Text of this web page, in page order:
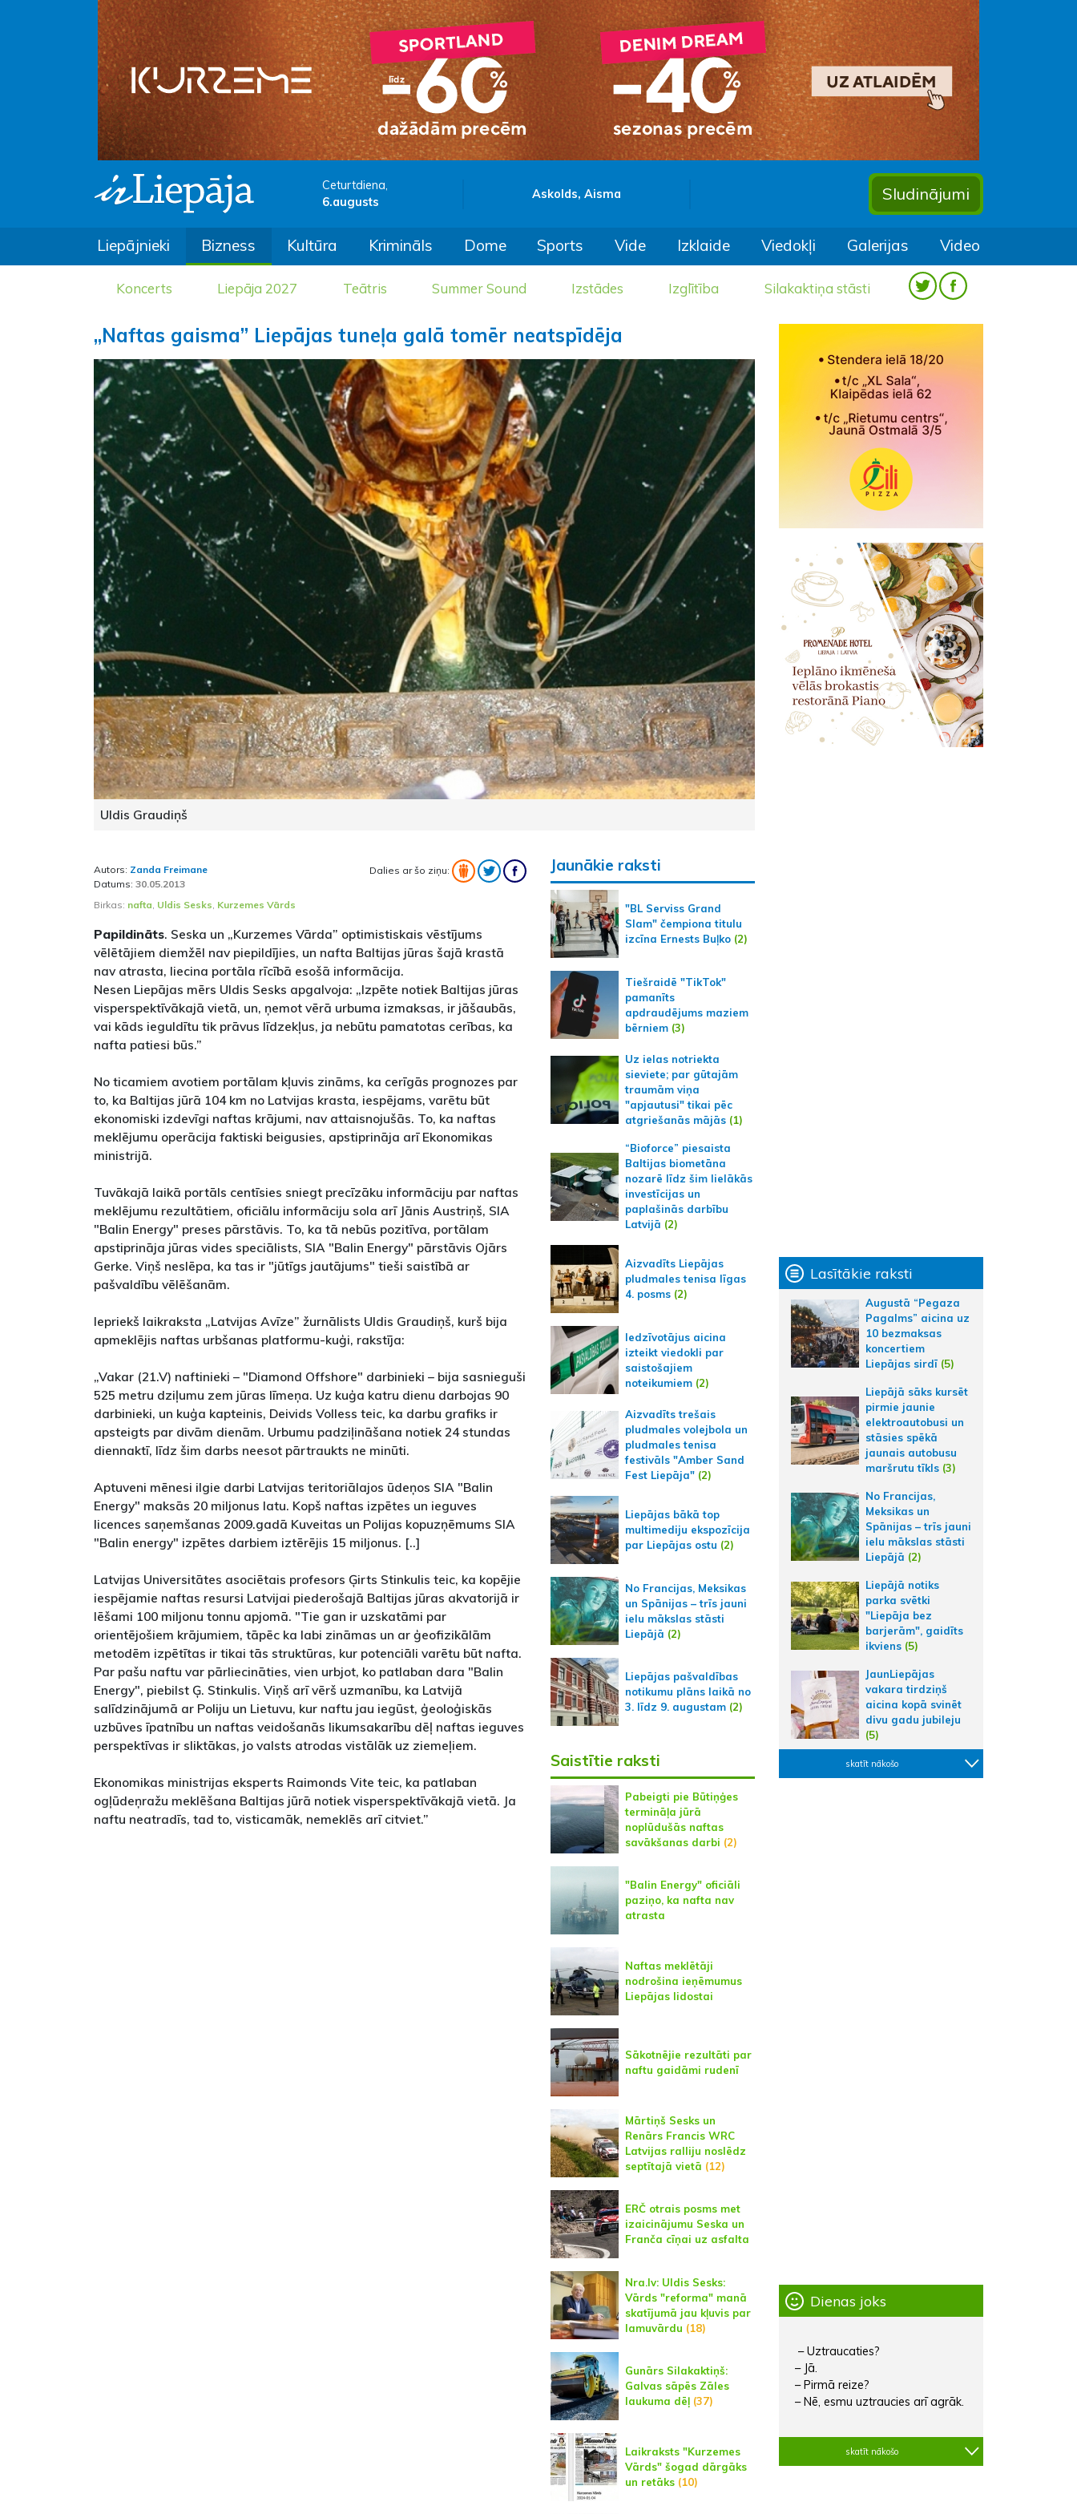
Ceturtdiena,
6.augusts
Askolds, Aisma Sludinājumi
Liepājnieki Bizness Kultūra Krimināls Dome Sports Vide Izklaide Viedokļi Galerijas Video
Koncerts Liepāja 2027 Teātris Summer Sound Izstādes Izglītība Silakaktiņa stāsti
„Naftas gaisma” Liepājas tuneļa galā tomēr neatspīdēja
Uldis Graudiņš
Autors: Zanda Freimane
Datums: 30.05.2013
Dalies ar šo ziņu:
Birkas: nafta, Uldis Sesks, Kurzemes Vārds
Papildināts. Seska un „Kurzemes Vārda” optimistiskais vēstījums
vēlētājiem diemžēl nav piepildījies, un nafta Baltijas jūras šajā krastā
nav atrasta, liecina portāla rīcībā esošā informācija.
Nesen Liepājas mērs Uldis Sesks apgalvoja: „Izpēte notiek Baltijas jūras
visperspektīvākajā vietā, un, ņemot vērā urbuma izmaksas, ir jāšaubās,
vai kāds ieguldītu tik prāvus līdzekļus, ja nebūtu pamatotas cerības, ka
nafta patiesi būs.”
No ticamiem avotiem portālam kļuvis zināms, ka cerīgās prognozes par
to, ka Baltijas jūrā 104 km no Latvijas krasta, iespējams, varētu būt
ekonomiski izdevīgi naftas krājumi, nav attaisnojušās. To, ka naftas
meklējumu operācija faktiski beigusies, apstiprināja arī Ekonomikas
ministrijā.
Tuvākajā laikā portāls centīsies sniegt precīzāku informāciju par naftas
meklējumu rezultātiem, oficiālu informāciju sola arī Jānis Austriņš, SIA
"Balin Energy" preses pārstāvis. To, ka tā nebūs pozitīva, portālam
apstiprināja jūras vides speciālists, SIA "Balin Energy" pārstāvis Ojārs
Gerke. Viņš neslēpa, ka tas ir "jūtīgs jautājums" tieši saistībā ar
pašvaldību vēlēšanām.
Iepriekš laikraksta „Latvijas Avīze” žurnālists Uldis Graudiņš, kurš bija
apmeklējis naftas urbšanas platformu-kuģi, rakstīja:
„Vakar (21.V) naftinieki – "Diamond Offshore" darbinieki – bija sasnieguši
525 metru dziļumu zem jūras līmeņa. Uz kuģa katru dienu darbojas 90
darbinieki, un kuģa kapteinis, Deivids Volless teic, ka darbu grafiks ir
apsteigts par divām dienām. Urbumu padziļināšana notiek 24 stundas
diennaktī, līdz šim darbs neesot pārtraukts ne minūti.
Aptuveni mēnesi ilgie darbi Latvijas teritoriālajos ūdeņos SIA "Balin
Energy" maksās 20 miljonus latu. Kopš naftas izpētes un ieguves
licences saņemšanas 2009.gadā Kuveitas un Polijas kopuzņēmums SIA
"Balin energy" izpētes darbiem iztērējis 15 miljonus. [..]
Latvijas Universitātes asociētais profesors Ģirts Stinkulis teic, ka kopējie
iespējamie naftas resursi Latvijai piederošajā Baltijas jūras akvatorijā ir
lēšami 100 miljonu tonnu apjomā. "Tie gan ir uzskatāmi par
orientējošiem krājumiem, tāpēc ka labi zināmas un ar ģeofizikālām
metodēm izpētītas ir tikai tās struktūras, kur potenciāli varētu būt nafta.
Par pašu naftu var pārliecināties, vien urbjot, ko patlaban dara "Balin
Energy", piebilst Ģ. Stinkulis. Viņš arī vērš uzmanību, ka Latvijā
salīdzinājumā ar Poliju un Lietuvu, kur naftu jau iegūst, ģeoloģiskās
uzbūves īpatnību un naftas veidošanās likumsakarību dēļ naftas ieguves
perspektīvas ir sliktākas, jo valsts atrodas vistālāk uz ziemeļiem.
Ekonomikas ministrijas eksperts Raimonds Vite teic, ka patlaban
ogļūdeņražu meklēšana Baltijas jūrā notiek visperspektīvākajā vietā. Ja
naftu neatradīs, tad to, visticamāk, nemeklēs arī citviet.”
Jaunākie raksti
"BL Serviss Grand
Slam" čempiona titulu
izcīna Ernests Buļko(2)
Tiešraidē "TikTok"
pamanīts
apdraudējums maziem
bērniem(3)
Uz ielas notriekta
sieviete; par gūtajām
traumām viņa
"apjautusi" tikai pēc
atgriešanās mājās(1)
“Bioforce” piesaista
Baltijas biometāna
nozarē līdz šim lielākās
investīcijas un
paplašinās darbību
Latvijā (2)
Aizvadīts Liepājas
pludmales tenisa līgas
4. posms(2)
Iedzīvotājus aicina
izteikt viedokli par
saistošajiem
noteikumiem (2)
Aizvadīts trešais
pludmales volejbola un
pludmales tenisa
festivāls "Amber Sand
Fest Liepāja"(2)
Liepājas bākā top
multimediju ekspozīcija
par Liepājas ostu (2)
No Francijas, Meksikas
un Spānijas – trīs jauni
ielu mākslas stāsti
Liepājā (2)
Liepājas pašvaldības
notikumu plāns laikā no
3. līdz 9. augustam(2)
Saistītie raksti
Pabeigti pie Būtiņģes
termināļa jūrā
noplūdušās naftas
savākšanas darbi (2)
"Balin Energy" oficiāli
paziņo, ka nafta nav
atrasta
Naftas meklētāji
nodrošina ieņēmumus
Liepājas lidostai
Sākotnējie rezultāti par
naftu gaidāmi rudenī
Mārtiņš Sesks un
Renārs Francis WRC
Latvijas ralliju noslēdz
septītajā vietā (12)
ERČ otrais posms met
izaicinājumu Seska un
Franča cīņai uz asfalta
Nra.lv: Uldis Sesks:
Vārds "reforma" manā
skatījumā jau kļuvis par
lamuvārdu (18)
Gunārs Silakaktiņš:
Galvas sāpēs Zāles
laukuma dēļ(37)
Laikraksts "Kurzemes
Vārds" šogad dārgāks
un retāks(10)
Lasītākie raksti
Augustā “Pegaza
Pagalms” aicina uz
10 bezmaksas
koncertiem
Liepājas sirdī (5)
Liepājā sāks kursēt
pirmie jaunie
elektroautobusi un
stāsies spēkā
jaunais autobusu
maršrutu tīkls (3)
No Francijas,
Meksikas un
Spānijas – trīs jauni
ielu mākslas stāsti
Liepājā (2)
Liepājā notiks
parka svētki
"Liepāja bez
barjerām", gaidīts
ikviens (5)
JaunLiepājas
vakara tirdziņš
aicina kopā svinēt
divu gadu jubileju
(5)
skatīt nākošo
Dienas joks
– Uztraucaties?
– Jā.
– Pirmā reize?
– Nē, esmu uztraucies arī agrāk.
skatīt nākošo